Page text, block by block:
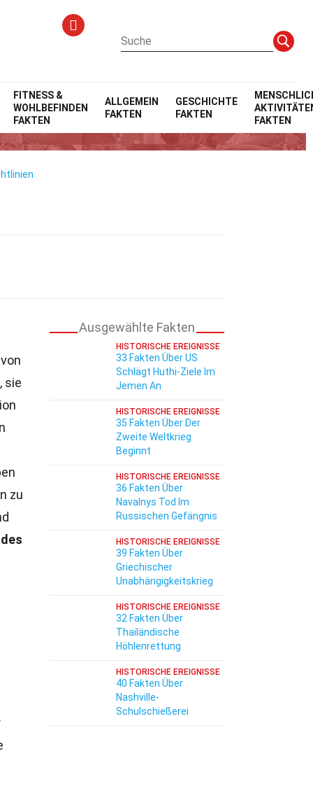
FITNESS &
WOHLBEFINDEN
FAKTEN
ALLGEMEIN
FAKTEN
GESCHICHTE
FAKTEN
FAKTEN
sie
zu
Ausgewählte Fakten
HISTORISCHE EREIGNISSE
33 Fakten Über US
Schlägt Huthi-Ziele Im
Jemen An
HISTORISCHE EREIGNISSE
35 Fakten Über Der
Zweite Weltkrieg
Beginnt
HISTORISCHE EREIGNISSE
36 Fakten Über
Navalnys Tod Im
Russischen Gefängnis
HISTORISCHE EREIGNISSE
39 Fakten Über
Griechischer
Unabhängigkeitskrieg
HISTORISCHE EREIGNISSE
32 Fakten Über
Thailändische
Höhlenrettung
HISTORISCHE EREIGNISSE
40 Fakten Über
Nashville-
Schulschießerei